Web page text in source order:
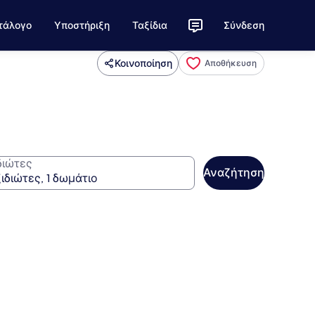
Υποστήριξη Ταξίδια Σύνδεση
Κοινοποίηση Αποθήκευση
Αναζήτηση